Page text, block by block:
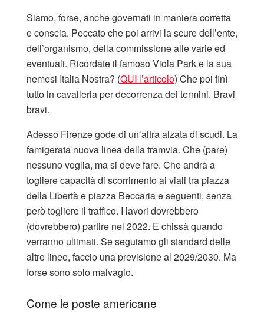
Siamo, forse, anche governati in maniera corretta
e conscia. Peccato che poi arrivi la scure dell’ente,
dell’organismo, della commissione alle varie ed
eventuali. Ricordate il famoso Viola Park e la sua
nemesi Italia Nostra? (QUI l’articolo) Che poi finì
tutto in cavalleria per decorrenza dei termini. Bravi
bravi.
Adesso Firenze gode di un’altra alzata di scudi. La
famigerata nuova linea della tramvia. Che (pare)
nessuno voglia, ma si deve fare. Che andrà a
togliere capacità di scorrimento ai viali tra piazza
della Libertà e piazza Beccaria e seguenti, senza
però togliere il traffico. I lavori dovrebbero
(dovrebbero) partire nel 2022. E chissà quando
verranno ultimati. Se seguiamo gli standard delle
altre linee, faccio una previsione al 2029/2030. Ma
forse sono solo malvagio.
Come le poste americane